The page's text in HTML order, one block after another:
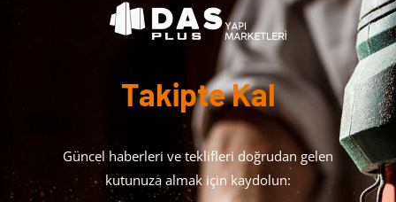
Takipte Kal
Güncel haberleri ve teklifleri doğrudan gelen
kutunuza almak için kaydolun: